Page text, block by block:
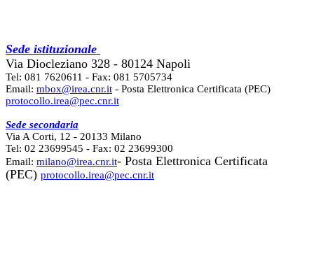
Sede istituzionale
Via Diocleziano 328 - 80124 Napoli
Tel: 081 7620611 - Fax: 081 5705734
Email: mbox@irea.cnr.it - Posta Elettronica Certificata (PEC)
protocollo.irea@pec.cnr.it
Sede secondaria
Via A Corti, 12 - 20133 Milano
Tel: 02 23699545 - Fax: 02 23699300
Email: milano@irea.cnr.it- Posta Elettronica Certificata
(PEC) protocollo.irea@pec.cnr.it